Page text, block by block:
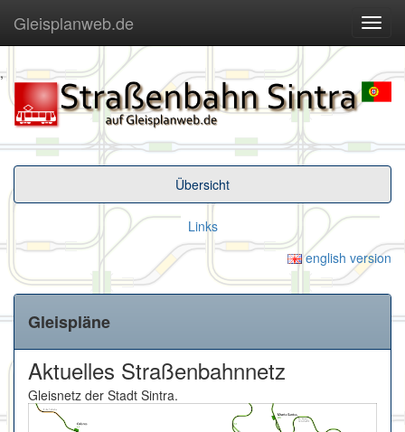
,
ein-/
Gleisplanweb.de
Übersicht
Links
english version
Gleispläne
Aktuelles Straßenbahnnetz
Gleisnetz der Stadt Sintra.